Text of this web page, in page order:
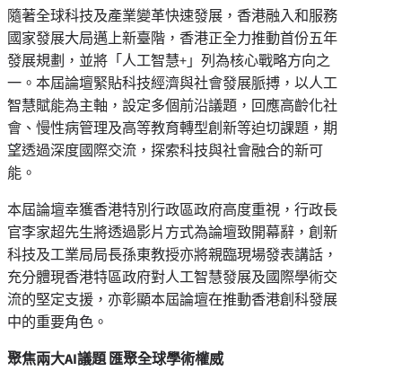
隨著全球科技及產業變革快速發展，香港融入和服務
國家發展大局邁上新臺階，香港正全力推動首份五年
發展規劃，並將「人工智慧+」列為核心戰略方向之
一。本屆論壇緊貼科技經濟與社會發展脈搏，以人工
智慧賦能為主軸，設定多個前沿議題，回應高齡化社
會、慢性病管理及高等教育轉型創新等迫切課題，期
望透過深度國際交流，探索科技與社會融合的新可
能。
本屆論壇幸獲香港特別行政區政府高度重視，行政長
官李家超先生將透過影片方式為論壇致開幕辭，創新
科技及工業局局長孫東教授亦將親臨現場發表講話，
充分體現香港特區政府對人工智慧發展及國際學術交
流的堅定支援，亦彰顯本屆論壇在推動香港創科發展
中的重要角色。
聚焦兩大AI議題 匯聚全球學術權威